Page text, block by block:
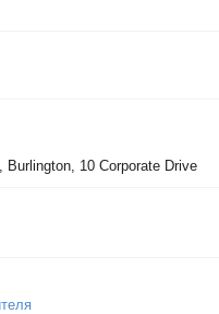
Burlington, 10 Corporate Drive